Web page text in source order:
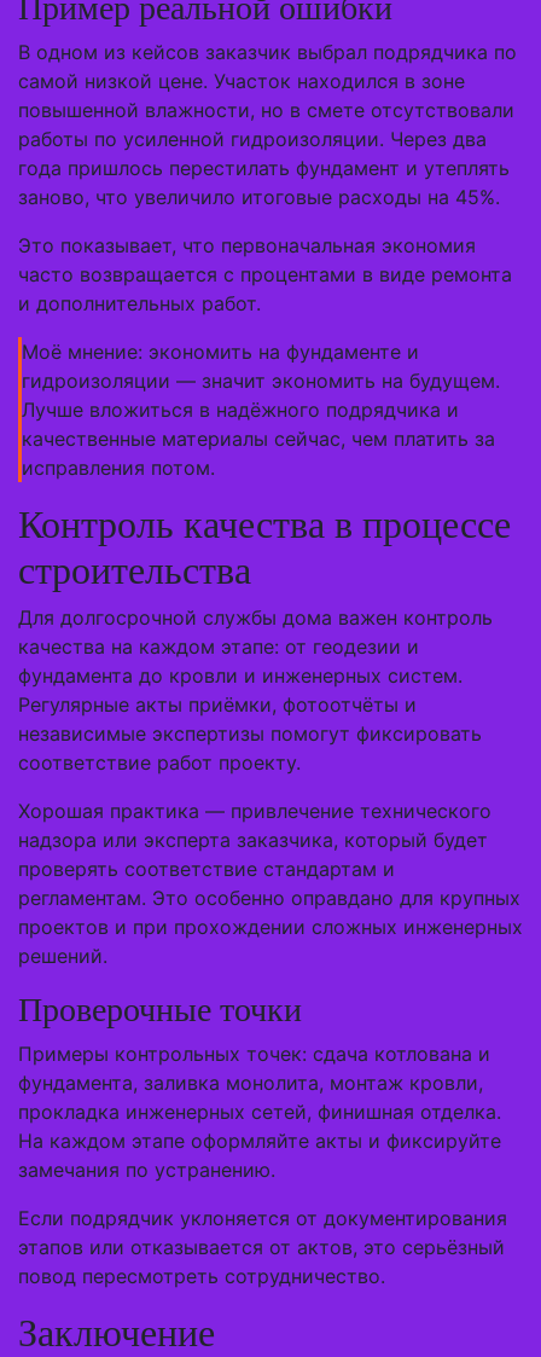
Пример реальной ошибки
В одном из кейсов заказчик выбрал подрядчика по
самой низкой цене. Участок находился в зоне
повышенной влажности, но в смете отсутствовали
работы по усиленной гидроизоляции. Через два
года пришлось перестилать фундамент и утеплять
заново, что увеличило итоговые расходы на 45%.
Это показывает, что первоначальная экономия
часто возвращается с процентами в виде ремонта
и дополнительных работ.
Моё мнение: экономить на фундаменте и
гидроизоляции — значит экономить на будущем.
Лучше вложиться в надёжного подрядчика и
качественные материалы сейчас, чем платить за
исправления потом.
Контроль качества в процессе
строительства
Для долгосрочной службы дома важен контроль
качества на каждом этапе: от геодезии и
фундамента до кровли и инженерных систем.
Регулярные акты приёмки, фотоотчёты и
независимые экспертизы помогут фиксировать
соответствие работ проекту.
Хорошая практика — привлечение технического
надзора или эксперта заказчика, который будет
проверять соответствие стандартам и
регламентам. Это особенно оправдано для крупных
проектов и при прохождении сложных инженерных
решений.
Проверочные точки
Примеры контрольных точек: сдача котлована и
фундамента, заливка монолита, монтаж кровли,
прокладка инженерных сетей, финишная отделка.
На каждом этапе оформляйте акты и фиксируйте
замечания по устранению.
Если подрядчик уклоняется от документирования
этапов или отказывается от актов, это серьёзный
повод пересмотреть сотрудничество.
Заключение